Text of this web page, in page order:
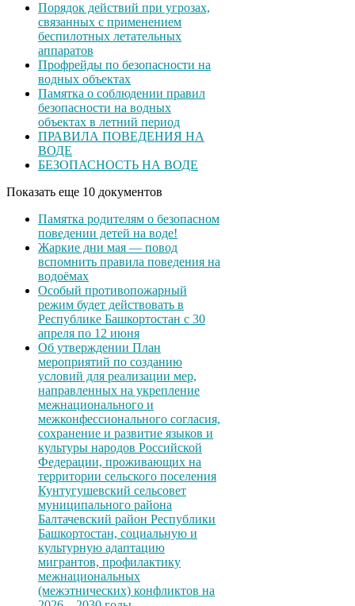
Порядок действий при угрозах,
связанных с применением
беспилотных летательных
аппаратов
Профрейды по безопасности на
водных объектах
Памятка о соблюдении правил
безопасности на водных
объектах в летний период
ПРАВИЛА ПОВЕДЕНИЯ НА
ВОДЕ
БЕЗОПАСНОСТЬ НА ВОДЕ
Показать еще 10 документов
Памятка родителям о безопасном
поведении детей на воде!
Жаркие дни мая — повод
вспомнить правила поведения на
водоёмах
Особый противопожарный
режим будет действовать в
Республике Башкортостан с 30
апреля по 12 июня
Об утверждении План
мероприятий по созданию
условий для реализации мер,
направленных на укрепление
межнационального и
межконфессионального согласия,
сохранение и развитие языков и
культуры народов Российской
Федерации, проживающих на
территории сельского поселения
Кунтугушевский сельсовет
муниципального района
Балтачевский район Республики
Башкортостан, социальную и
культурную адаптацию
мигрантов, профилактику
межнациональных
(межэтнических) конфликтов на